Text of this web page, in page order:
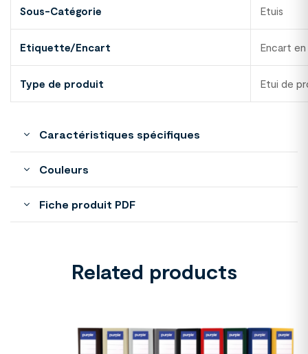
Sous-Catégorie Etuis
Etiquette/Encart Encart
Type de produit Etui de
Caractéristiques spécifiques
Couleurs
Fiche produit PDF
Related products